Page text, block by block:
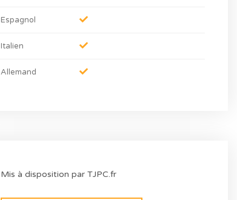
Espagnol
Italien
Allemand
Mis à disposition par TJPC.fr